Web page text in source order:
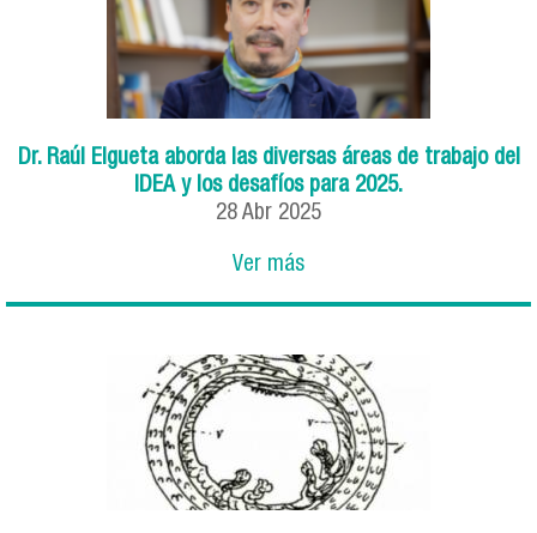
Dr. Raúl Elgueta aborda las diversas áreas de trabajo del
IDEA y los desafíos para 2025.
28 Abr 2025
Ver más